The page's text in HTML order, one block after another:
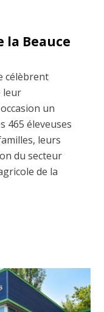
la Beauce
célèbrent
leur
un
465 éleveuses
leurs
du secteur
de la